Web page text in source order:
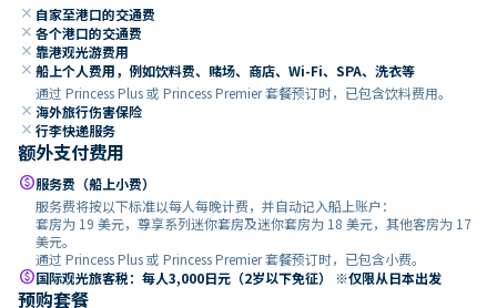
close 自家至港口的交通费
close 各个港口的交通费
close 靠港观光游费用
close 船上个人费用，例如饮料费、赌场、商店、Wi-Fi、SPA、洗衣等
通过 Princess Plus 或 Princess Premier 套餐预订时，已包含饮料费用。
close 海外旅行伤害保险
close 行李快递服务
额外支付费用
paid服务费（船上小费）
服务费将按以下标准以每人每晚计费，并自动记入船上账户：
套房为 19 美元，尊享系列迷你套房及迷你套房为 18 美元，其他客房为 17
美元。
通过 Princess Plus 或 Princess Premier 套餐预订时，已包含小费。
paid国际观光旅客税：每人3,000日元（2岁以下免征） ※仅限从日本出发
预购套餐